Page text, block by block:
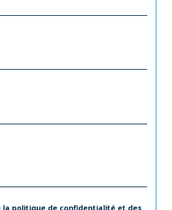
la politique de confidentialité et des